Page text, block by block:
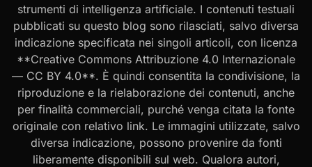
strumenti di intelligenza artificiale. I contenuti testuali
pubblicati su questo blog sono rilasciati, salvo diversa
indicazione specificata nei singoli articoli, con licenza
**Creative Commons Attribuzione 4.0 Internazionale
— CC BY 4.0**. È quindi consentita la condivisione, la
riproduzione e la rielaborazione dei contenuti, anche
per finalità commerciali, purché venga citata la fonte
originale con relativo link. Le immagini utilizzate, salvo
diversa indicazione, possono provenire da fonti
liberamente disponibili sul web. Qualora autori,